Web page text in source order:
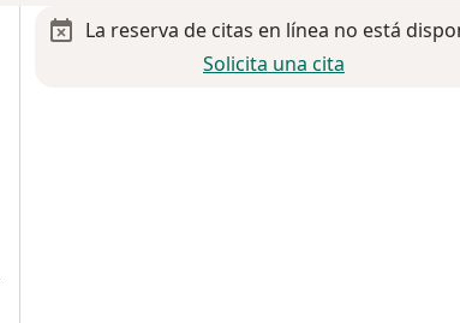
La reserva de citas en línea no está
Solicita una cita